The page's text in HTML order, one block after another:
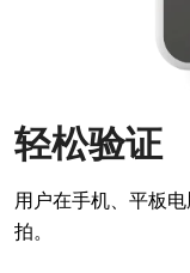
轻松验证
用户在手机、平板
拍。